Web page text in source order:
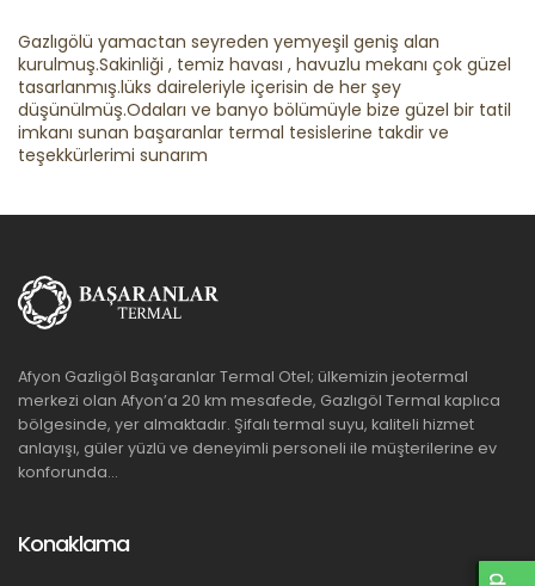
Gazlıgölü yamactan seyreden yemyeşil geniş alan
kurulmuş.Sakinliği , temiz havası , havuzlu mekanı çok güzel
tasarlanmış.lüks daireleriyle içerisin de her şey
düşünülmüş.Odaları ve banyo bölümüyle bize güzel bir tatil
imkanı sunan başaranlar termal tesislerine takdir ve
teşekkürlerimi sunarım
Afyon Gazligöl Başaranlar Termal Otel; ülkemizin jeotermal
merkezi olan Afyon’a 20 km mesafede, Gazlıgöl Termal kaplıca
bölgesinde, yer almaktadır. Şifalı termal suyu, kaliteli hizmet
anlayışı, güler yüzlü ve deneyimli personeli ile müşterilerine ev
konforunda...
Konaklama